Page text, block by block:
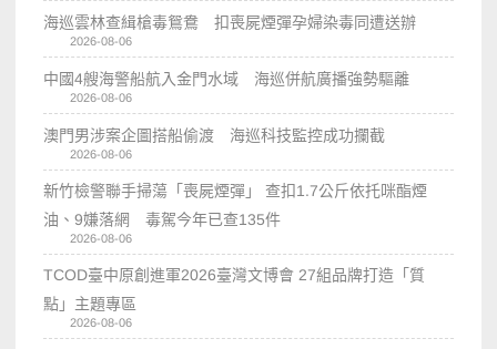
海巡雲林查緝槍毒鴛鴦 扣喪屍煙彈孕婦染毒同遭送辦
2026-08-06
中國4艘海警船航入金門水域 海巡併航廣播強勢驅離
2026-08-06
澳門男涉案企圖搭船偷渡 海巡科技監控成功攔截
2026-08-06
新竹檢警聯手掃蕩「喪屍煙彈」 查扣1.7公斤依托咪酯煙
油、9嫌落網 毒駕今年已查135件
2026-08-06
TCOD臺中原創進軍2026臺灣文博會 27組品牌打造「質
點」主題專區
2026-08-06